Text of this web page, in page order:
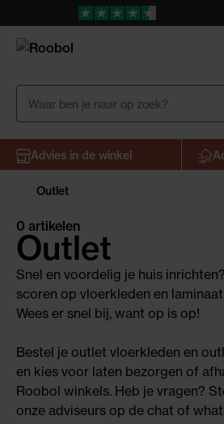
Advies in de winkel
Outlet
Outlet
0 artikelen
Snel en voordelig je huis
scoren op vloerkleden en
Wees er snel bij, want op is op!
Bestel je outlet vloerkleden en
en kies voor laten bezorgen of
Roobol winkels. Heb je vragen?
onze adviseurs op de chat of